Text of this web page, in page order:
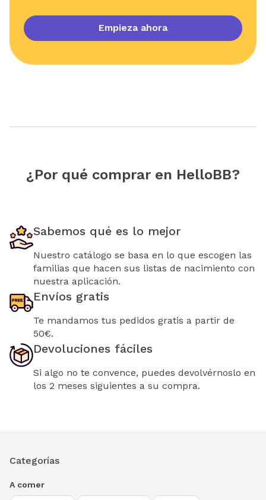
Empieza ahora
¿Por qué comprar en HelloBB?
Sabemos qué es lo mejor
Nuestro catálogo se basa en lo que escogen las
familias que hacen sus listas de nacimiento con
nuestra aplicación.
Envíos gratis
Te mandamos tus pedidos gratis a partir de
50€.
Devoluciones fáciles
Si algo no te convence, puedes devolvérnoslo en
los 2 meses siguientes a su compra.
Categorías
A comer